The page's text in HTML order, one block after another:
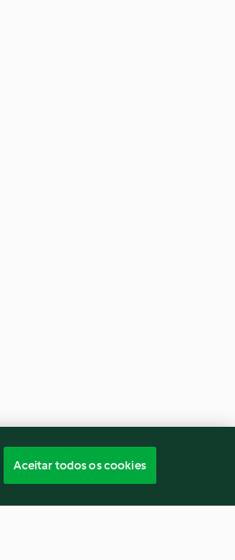
Aceitar todos os cookies